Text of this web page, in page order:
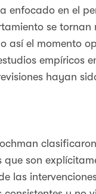
enfocado en el
se
así el momento
empíricos
hayan
son
las